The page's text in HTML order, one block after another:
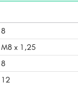
8
M8 x 1,25
8
12